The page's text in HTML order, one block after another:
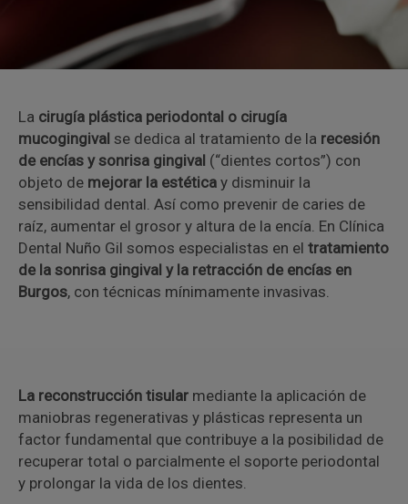
La cirugía plástica periodontal o cirugía
mucogingival se dedica al tratamiento de la recesión
de encías y sonrisa gingival (“dientes cortos”) con
objeto de mejorar la estética y disminuir la
sensibilidad dental. Así como prevenir de caries de
raíz, aumentar el grosor y altura de la encía. En Clínica
Dental Nuño Gil somos especialistas en el tratamiento
de la sonrisa gingival y la retracción de encías en
Burgos, con técnicas mínimamente invasivas.
La reconstrucción tisular mediante la aplicación de
maniobras regenerativas y plásticas representa un
factor fundamental que contribuye a la posibilidad de
recuperar total o parcialmente el soporte periodontal
y prolongar la vida de los dientes.